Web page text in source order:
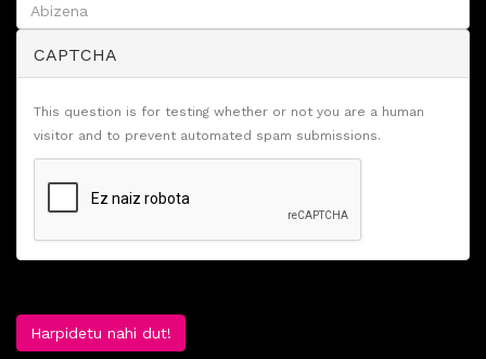
CAPTCHA
This question is for testing whether or not you are a human
visitor and to prevent automated spam submissions.
Harpidetu nahi dut!